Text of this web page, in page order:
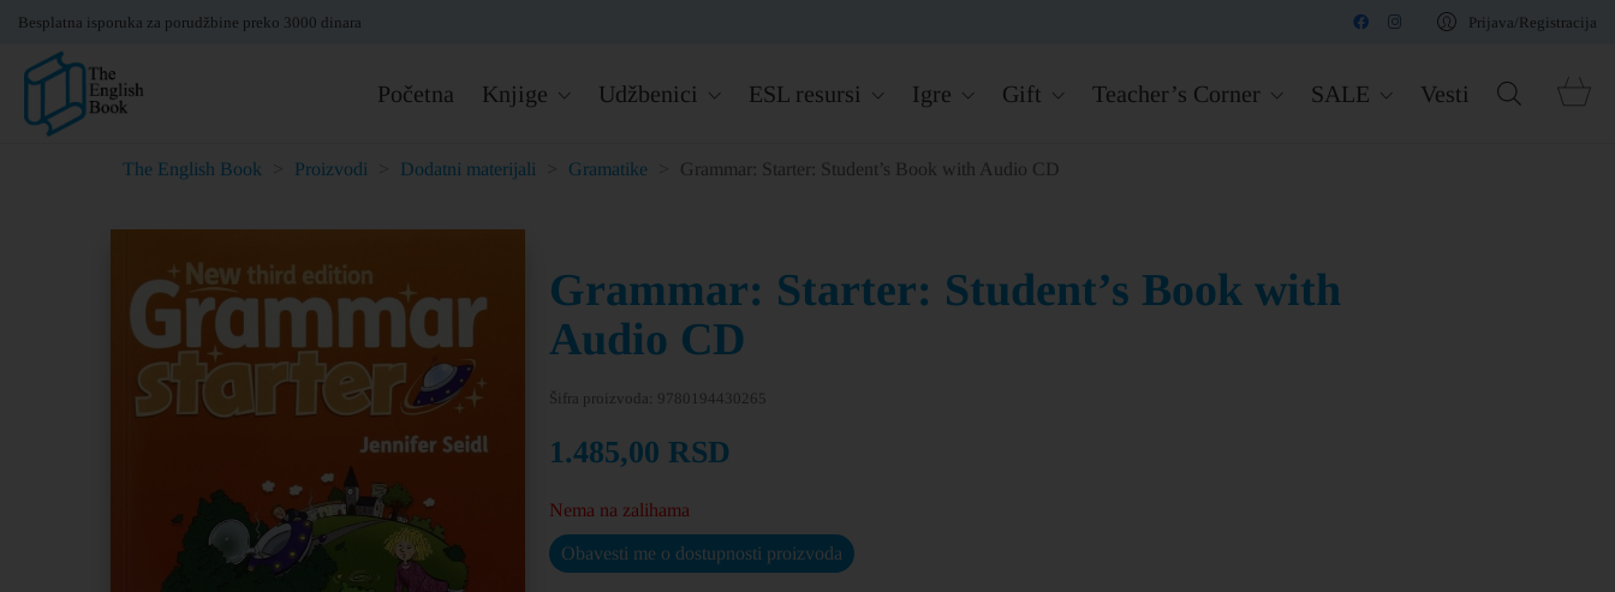
Besplatna isporuka za porudžbine preko 3000 dinara Prijava/Registracija
Početna Knjige Udžbenici ESL resursi Igre Gift Teacher’s Corner SALE Vesti
The English Book Proizvodi Dodatni materijali Gramatike Grammar: Starter: Student’s Book with Audio CD
Grammar: Starter: Student’s Book with
Audio CD
Šifra proizvoda: 9780194430265
1.485,00 RSD
Nema na zalihama
Obavesti me o dostupnosti proizvoda